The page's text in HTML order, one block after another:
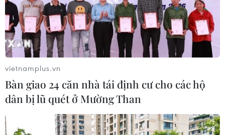
Xem thêm
CƠ QUAN CHỦ QUẢN: THÔNG TẤN XÃ VIỆT NAM
vietnamplus.vn
Bàn giao 24 căn nhà tái định cư cho các hộ
dân bị lũ quét ở Mường Than